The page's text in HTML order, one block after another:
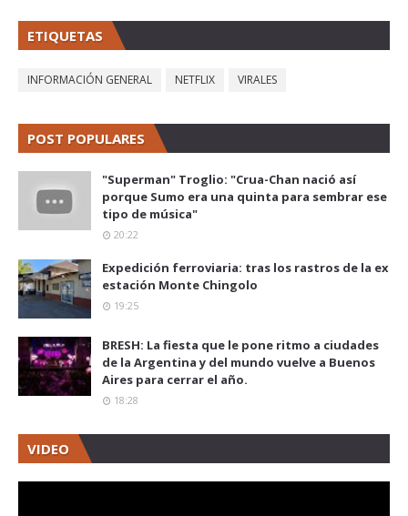
ETIQUETAS
INFORMACIÓN GENERAL NETFLIX VIRALES
POST POPULARES
"Superman" Troglio: "Crua-Chan nació así
porque Sumo era una quinta para sembrar ese
tipo de música"
20:22
Expedición ferroviaria: tras los rastros de la ex
estación Monte Chingolo
19:25
BRESH: La fiesta que le pone ritmo a ciudades
de la Argentina y del mundo vuelve a Buenos
Aires para cerrar el año.
18:28
VIDEO